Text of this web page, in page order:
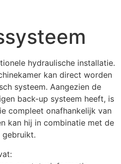
hydraulische installatie.
kan direct worden
systeem. Aangezien de
back-up systeem heeft, is
compleet onafhankelijk van
kan hij in combinatie met de